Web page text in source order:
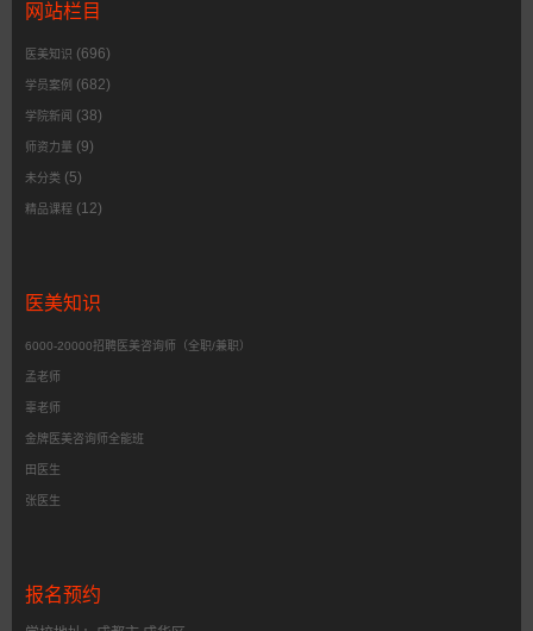
网站栏目
医美知识 (696)
学员案例 (682)
学院新闻 (38)
师资力量 (9)
未分类 (5)
精品课程 (12)
医美知识
6000-20000招聘医美咨询师（全职/兼职）
孟老师
辜老师
金牌医美咨询师全能班
田医生
张医生
报名预约